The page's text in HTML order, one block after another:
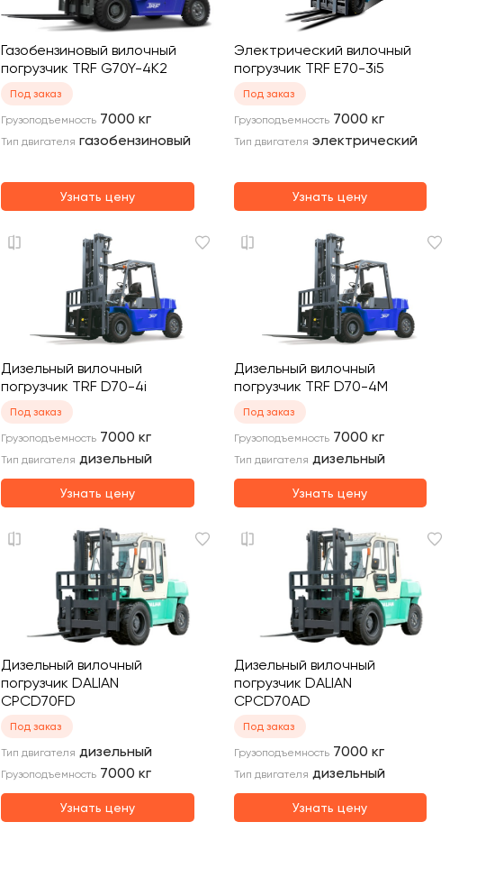
Газобензиновый вилочный
погрузчик TRF G70Y-4K2
Под заказ
Грузоподъемность 7000 кг
Тип двигателя газобензиновый
Узнать цену
Электрический вилочный
погрузчик TRF E70-3i5
Под заказ
Грузоподъемность 7000 кг
Тип двигателя электрический
Узнать цену
Дизельный вилочный
погрузчик TRF D70-4i
Под заказ
Грузоподъемность 7000 кг
Тип двигателя дизельный
Узнать цену
Дизельный вилочный
погрузчик TRF D70-4M
Под заказ
Грузоподъемность 7000 кг
Тип двигателя дизельный
Узнать цену
Дизельный вилочный
погрузчик DALIAN
CPCD70FD
Под заказ
Тип двигателя дизельный
Грузоподъемность 7000 кг
Узнать цену
Дизельный вилочный
погрузчик DALIAN
CPCD70AD
Под заказ
Грузоподъемность 7000 кг
Тип двигателя дизельный
Узнать цену